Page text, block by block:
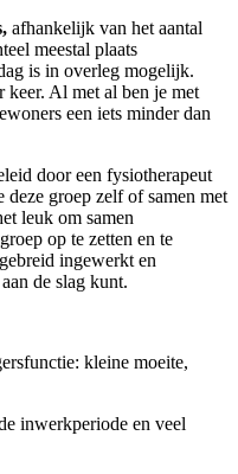
afhankelijk van het aantal
meestal plaats
is in overleg mogelijk.
keer. Al met al ben je met
een iets minder dan
door een fysiotherapeut
groep zelf of samen met
leuk om samen
op te zetten en te
ingewerkt en
de slag kunt.
kleine moeite,
inwerkperiode en veel